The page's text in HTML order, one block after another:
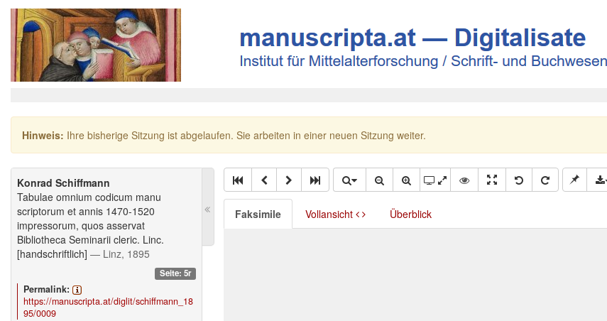
Hinweis: Ihre bisherige Sitzung ist abgelaufen. Sie arbeiten in einer neuen Sitzung weiter.
Konrad Schiffmann
Tabulae omnium codicum manu
scriptorum et annis 1470-1520
impressorum, quos asservat
Bibliotheca Seminarii cleric. Linc.
[handschriftlich] — Linz, 1895
Seite: 5r
Permalink:
https://manuscripta.at/diglit/schiffmann_18
95/0009
Faksimile Vollansicht Überblick